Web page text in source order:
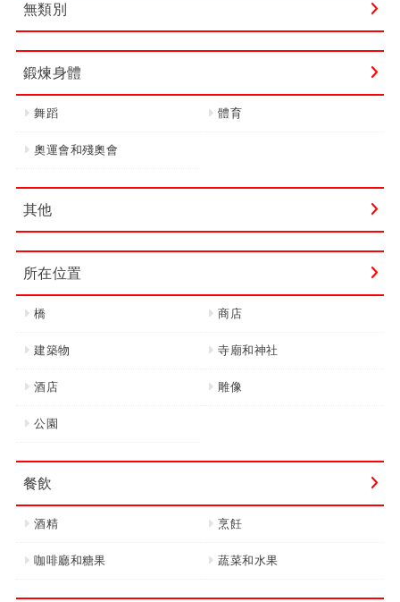
無類別
鍛煉身體
舞蹈 體育
奧運會和殘奧會
其他
所在位置
橋 商店
建築物 寺廟和神社
酒店 雕像
公園
餐飲
酒精 烹飪
咖啡廳和糖果 蔬菜和水果